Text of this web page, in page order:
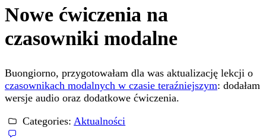
Nowe ćwiczenia na
czasowniki modalne
Buongiorno, przygotowałam dla was aktualizację lekcji o
czasownikach modalnych w czasie teraźniejszym: dodałam
wersje audio oraz dodatkowe ćwiczenia.
Categories:Aktualności